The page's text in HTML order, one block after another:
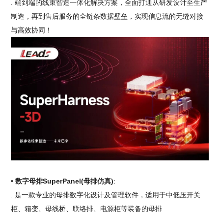
. 端到端的线束智造一体化解决方案，全面打通从研发设计至生产
制造，再到售后服务的全链条数据壁垒，实现信息流的无缝对接
与高效协同！
• 数字母排SuperPanel(母排仿真):
. 是一款专业的母排数字化设计及管理软件，适用于中低压开关
柜、箱变、母线桥、联络排、电源柜等装备的母排